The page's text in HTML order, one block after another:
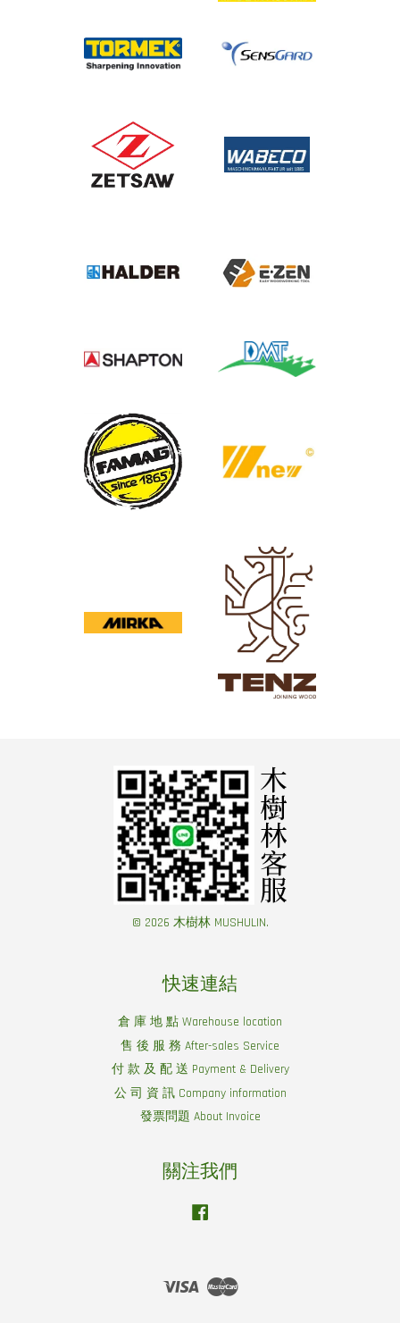
© 2026 木樹林 MUSHULIN.
快速連結
倉 庫 地 點 Warehouse location
售 後 服 務 After-sales Service
付 款 及 配 送 Payment & Delivery
公 司 資 訊 Company information
發票問題 About Invoice
關注我們
Visa Master